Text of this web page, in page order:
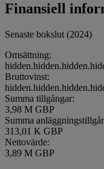
Finansiell
Senaste bokslut (2024)
Omsättning:
Bruttovinst:
Summa tillgångar:
3,98 M GBP
Summa
313,01 K GBP
Nettovärde:
3,89 M GBP